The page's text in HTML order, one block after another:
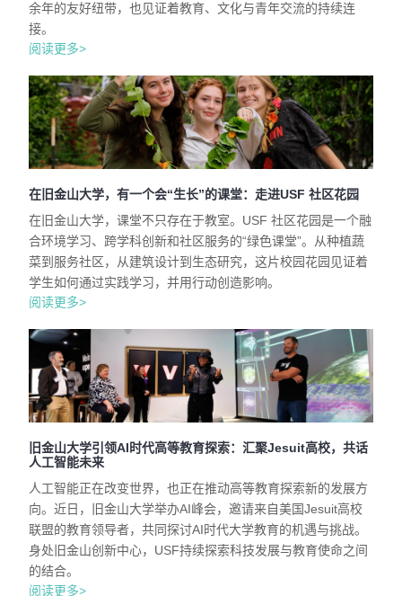
余年的友好纽带，也见证着教育、文化与青年交流的持续连
接。
阅读更多>
在旧金山大学，有一个会“生长”的课堂：走进USF 社区花园
在旧金山大学，课堂不只存在于教室。USF 社区花园是一个融
合环境学习、跨学科创新和社区服务的“绿色课堂”。从种植蔬
菜到服务社区，从建筑设计到生态研究，这片校园花园见证着
学生如何通过实践学习，并用行动创造影响。
阅读更多>
旧金山大学引领AI时代高等教育探索：汇聚Jesuit高校，共话
人工智能未来
人工智能正在改变世界，也正在推动高等教育探索新的发展方
向。近日，旧金山大学举办AI峰会，邀请来自美国Jesuit高校
联盟的教育领导者，共同探讨AI时代大学教育的机遇与挑战。
身处旧金山创新中心，USF持续探索科技发展与教育使命之间
的结合。
阅读更多>